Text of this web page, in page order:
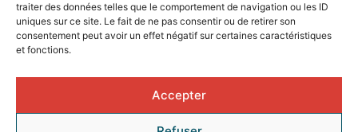
traiter des données telles que le comportement de navigation ou les ID
uniques sur ce site. Le fait de ne pas consentir ou de retirer son
consentement peut avoir un effet négatif sur certaines caractéristiques
et fonctions.
Accepter